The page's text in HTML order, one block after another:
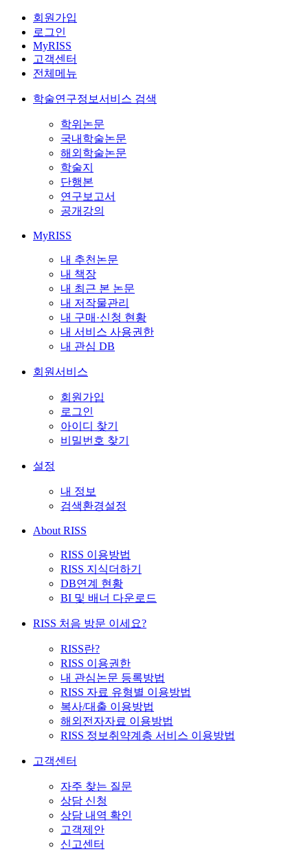
회원가입
로그인
MyRISS
고객센터
전체메뉴
학술연구정보서비스 검색
학위논문
국내학술논문
해외학술논문
학술지
단행본
연구보고서
공개강의
MyRISS
내 추천논문
내 책장
내 최근 본 논문
내 저작물관리
내 구매·신청 현황
내 서비스 사용권한
내 관심 DB
회원서비스
회원가입
로그인
아이디 찾기
비밀번호 찾기
설정
내 정보
검색환경설정
About RISS
RISS 이용방법
RISS 지식더하기
DB연계 현황
BI 및 배너 다운로드
RISS 처음 방문 이세요?
RISS란?
RISS 이용권한
내 관심논문 등록방법
RISS 자료 유형별 이용방법
복사/대출 이용방법
해외전자자료 이용방법
RISS 정보취약계층 서비스 이용방법
고객센터
자주 찾는 질문
상담 신청
상담 내역 확인
고객제안
신고센터